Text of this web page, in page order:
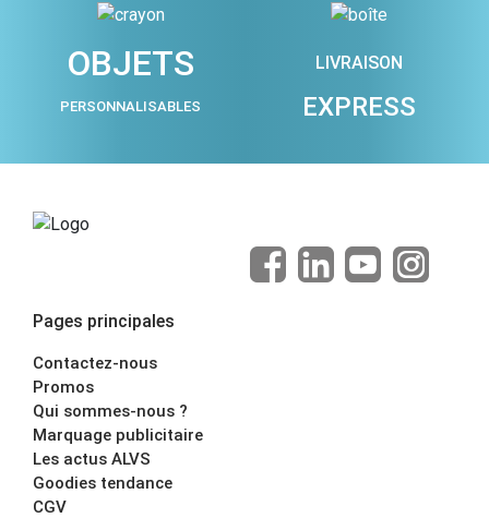
OBJETS
PERSONNALISABLES
LIVRAISON
EXPRESS
Pages principales
Contactez-nous
Promos
Qui sommes-nous ?
Marquage publicitaire
Les actus ALVS
Goodies tendance
CGV